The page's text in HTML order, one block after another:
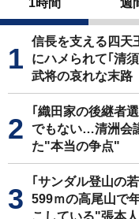
信長を支える四
にハメられて｢清
武将の哀れな末路
｢織田家の後継者
でもない…清洲会
た"本当の争点"
｢サンダル登山の
599ｍの高尾山で
こしている"張本